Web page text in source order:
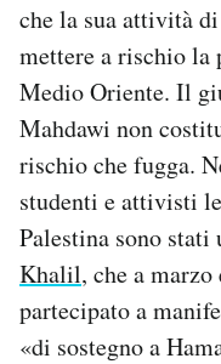
che la sua attività
mettere a rischio la
Medio Oriente. Il
Mahdawi non
rischio che fugga.
studenti e attivisti
Palestina sono
Khalil, che a
partecipato a
«di sostegno a